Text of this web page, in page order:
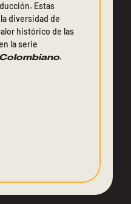
Estas
diversidad de
histórico de las
la serie
.